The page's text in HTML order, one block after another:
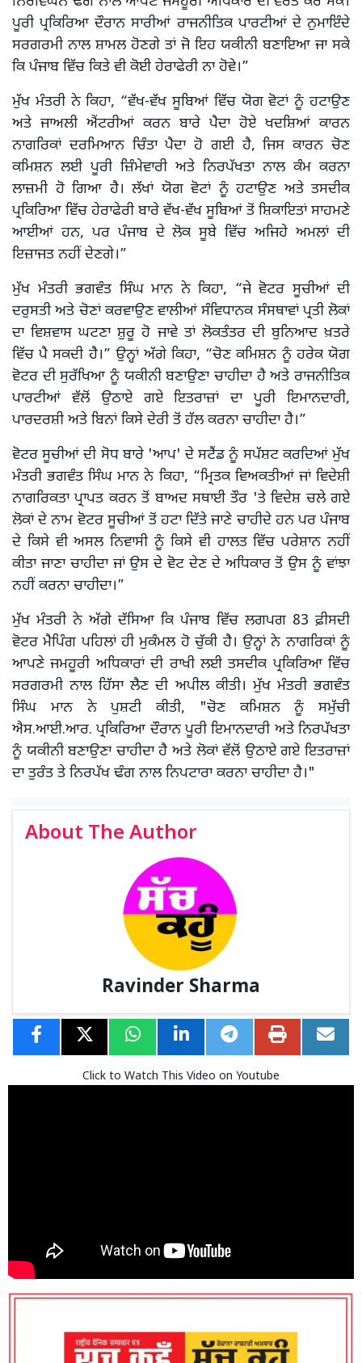
ਪੂਰੀ ਪ੍ਰਕਿਰਿਆ ਦੌਰਾਨ ਸਾਰੀਆਂ ਰਾਜਨੀਤਿਕ ਪਾਰਟੀਆਂ ਦੇ ਨੁਮਾਇੰਦੇ
ਸਰਗਰਮੀ ਨਾਲ ਸ਼ਾਮਲ ਹੋਣਗੇ ਤਾਂ ਜੋ ਇਹ ਯਕੀਨੀ ਬਣਾਇਆ ਜਾ ਸਕੇ
ਕਿ ਪੰਜਾਬ ਵਿੱਚ ਕਿਤੇ ਵੀ ਕੋਈ ਹੇਰਾਫੇਰੀ ਨਾ ਹੋਵੇ।”
ਮੁੱਖ ਮੰਤਰੀ ਨੇ ਕਿਹਾ, “ਵੱਖ-ਵੱਖ ਸੂਬਿਆਂ ਵਿੱਚ ਯੋਗ ਵੋਟਾਂ ਨੂੰ ਹਟਾਉਣ
ਅਤੇ ਜਾਅਲੀ ਐਂਟਰੀਆਂ ਕਰਨ ਬਾਰੇ ਪੈਦਾ ਹੋਏ ਖਦਸ਼ਿਆਂ ਕਾਰਨ
ਨਾਗਰਿਕਾਂ ਦਰਮਿਆਨ ਚਿੰਤਾ ਪੈਦਾ ਹੋ ਗਈ ਹੈ, ਜਿਸ ਕਾਰਨ ਚੋਣ
ਕਮਿਸ਼ਨ ਲਈ ਪੂਰੀ ਜ਼ਿੰਮੇਵਾਰੀ ਅਤੇ ਨਿਰਪੱਖਤਾ ਨਾਲ ਕੰਮ ਕਰਨਾ
ਲਾਜ਼ਮੀ ਹੋ ਗਿਆ ਹੈ। ਲੱਖਾਂ ਯੋਗ ਵੋਟਾਂ ਨੂੰ ਹਟਾਉਣ ਅਤੇ ਤਸਦੀਕ
ਪ੍ਰਕਿਰਿਆ ਵਿੱਚ ਹੇਰਾਫੇਰੀ ਬਾਰੇ ਵੱਖ-ਵੱਖ ਸੂਬਿਆਂ ਤੋਂ ਸ਼ਿਕਾਇਤਾਂ ਸਾਹਮਣੇ
ਆਈਆਂ ਹਨ, ਪਰ ਪੰਜਾਬ ਦੇ ਲੋਕ ਸੂਬੇ ਵਿੱਚ ਅਜਿਹੇ ਅਮਲਾਂ ਦੀ
ਇਜ਼ਾਜਤ ਨਹੀਂ ਦੇਣਗੇ।”
ਮੁੱਖ ਮੰਤਰੀ ਭਗਵੰਤ ਸਿੰਘ ਮਾਨ ਨੇ ਕਿਹਾ, “ਜੇ ਵੋਟਰ ਸੂਚੀਆਂ ਦੀ
ਦਰੁਸਤੀ ਅਤੇ ਚੋਣਾਂ ਕਰਵਾਉਣ ਵਾਲੀਆਂ ਸੰਵਿਧਾਨਕ ਸੰਸਥਾਵਾਂ ਪ੍ਰਤੀ ਲੋਕਾਂ
ਦਾ ਵਿਸ਼ਵਾਸ ਘਟਣਾ ਸ਼ੁਰੂ ਹੋ ਜਾਵੇ ਤਾਂ ਲੋਕਤੰਤਰ ਦੀ ਬੁਨਿਆਦ ਖ਼ਤਰੇ
ਵਿੱਚ ਪੈ ਸਕਦੀ ਹੈ।” ਉਨ੍ਹਾਂ ਅੱਗੇ ਕਿਹਾ, “ਚੋਣ ਕਮਿਸ਼ਨ ਨੂੰ ਹਰੇਕ ਯੋਗ
ਵੋਟਰ ਦੀ ਸੁਰੱਖਿਆ ਨੂੰ ਯਕੀਨੀ ਬਣਾਉਣਾ ਚਾਹੀਦਾ ਹੈ ਅਤੇ ਰਾਜਨੀਤਿਕ
ਪਾਰਟੀਆਂ ਵੱਲੋਂ ਉਠਾਏ ਗਏ ਇਤਰਾਜ਼ਾਂ ਦਾ ਪੂਰੀ ਇਮਾਨਦਾਰੀ,
ਪਾਰਦਰਸ਼ੀ ਅਤੇ ਬਿਨਾਂ ਕਿਸੇ ਦੇਰੀ ਤੋਂ ਹੱਲ ਕਰਨਾ ਚਾਹੀਦਾ ਹੈ।”
ਵੋਟਰ ਸੂਚੀਆਂ ਦੀ ਸੋਧ ਬਾਰੇ 'ਆਪ' ਦੇ ਸਟੈਂਡ ਨੂੰ ਸਪੱਸ਼ਟ ਕਰਦਿਆਂ ਮੁੱਖ
ਮੰਤਰੀ ਭਗਵੰਤ ਸਿੰਘ ਮਾਨ ਨੇ ਕਿਹਾ, “ਮ੍ਰਿਤਕ ਵਿਅਕਤੀਆਂ ਜਾਂ ਵਿਦੇਸ਼ੀ
ਨਾਗਰਿਕਤਾ ਪ੍ਰਾਪਤ ਕਰਨ ਤੋਂ ਬਾਅਦ ਸਥਾਈ ਤੌਰ 'ਤੇ ਵਿਦੇਸ਼ ਚਲੇ ਗਏ
ਲੋਕਾਂ ਦੇ ਨਾਮ ਵੋਟਰ ਸੂਚੀਆਂ ਤੋਂ ਹਟਾ ਦਿੱਤੇ ਜਾਣੇ ਚਾਹੀਦੇ ਹਨ ਪਰ ਪੰਜਾਬ
ਦੇ ਕਿਸੇ ਵੀ ਅਸਲ ਨਿਵਾਸੀ ਨੂੰ ਕਿਸੇ ਵੀ ਹਾਲਤ ਵਿੱਚ ਪਰੇਸ਼ਾਨ ਨਹੀਂ
ਕੀਤਾ ਜਾਣਾ ਚਾਹੀਦਾ ਜਾਂ ਉਸ ਦੇ ਵੋਟ ਦੇਣ ਦੇ ਅਧਿਕਾਰ ਤੋਂ ਉਸ ਨੂੰ ਵਾਂਝਾ
ਨਹੀਂ ਕਰਨਾ ਚਾਹੀਦਾ।”
ਮੁੱਖ ਮੰਤਰੀ ਨੇ ਅੱਗੇ ਦੱਸਿਆ ਕਿ ਪੰਜਾਬ ਵਿੱਚ ਲਗਪਗ 83 ਫ਼ੀਸਦੀ
ਵੋਟਰ ਮੈਪਿੰਗ ਪਹਿਲਾਂ ਹੀ ਮੁਕੰਮਲ ਹੋ ਚੁੱਕੀ ਹੈ। ਉਨ੍ਹਾਂ ਨੇ ਨਾਗਰਿਕਾਂ ਨੂੰ
ਆਪਣੇ ਜਮਹੂਰੀ ਅਧਿਕਾਰਾਂ ਦੀ ਰਾਖੀ ਲਈ ਤਸਦੀਕ ਪ੍ਰਕਿਰਿਆ ਵਿੱਚ
ਸਰਗਰਮੀ ਨਾਲ ਹਿੱਸਾ ਲੈਣ ਦੀ ਅਪੀਲ ਕੀਤੀ। ਮੁੱਖ ਮੰਤਰੀ ਭਗਵੰਤ
ਸਿੰਘ ਮਾਨ ਨੇ ਪੁਸ਼ਟੀ ਕੀਤੀ, "ਚੋਣ ਕਮਿਸ਼ਨ ਨੂੰ ਸਮੁੱਚੀ
ਐਸ.ਆਈ.ਆਰ. ਪ੍ਰਕਿਰਿਆ ਦੌਰਾਨ ਪੂਰੀ ਇਮਾਨਦਾਰੀ ਅਤੇ ਨਿਰਪੱਖਤਾ
ਨੂੰ ਯਕੀਨੀ ਬਣਾਉਣਾ ਚਾਹੀਦਾ ਹੈ ਅਤੇ ਲੋਕਾਂ ਵੱਲੋਂ ਉਠਾਏ ਗਏ ਇਤਰਾਜ਼ਾਂ
ਦਾ ਤੁਰੰਤ ਤੇ ਨਿਰਪੱਖ ਢੰਗ ਨਾਲ ਨਿਪਟਾਰਾ ਕਰਨਾ ਚਾਹੀਦਾ ਹੈ।"
About The Author
Ravinder Sharma
Click to Watch This Video on Youtube